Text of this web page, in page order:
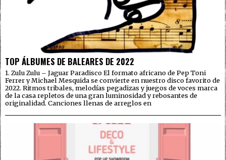
TOP ÁLBUMES DE BALEARES DE 2022
1. Zulu Zulu – Jaguar Paradisco El formato africano de Pep Toni
Ferrer y Michael Mesquida se convierte en nuestro disco favorito de
2022. Ritmos tribales, melodías pegadizas y juegos de voces marca
de la casa repletos de una gran luminosidad y rebosantes de
originalidad. Canciones llenas de arreglos en